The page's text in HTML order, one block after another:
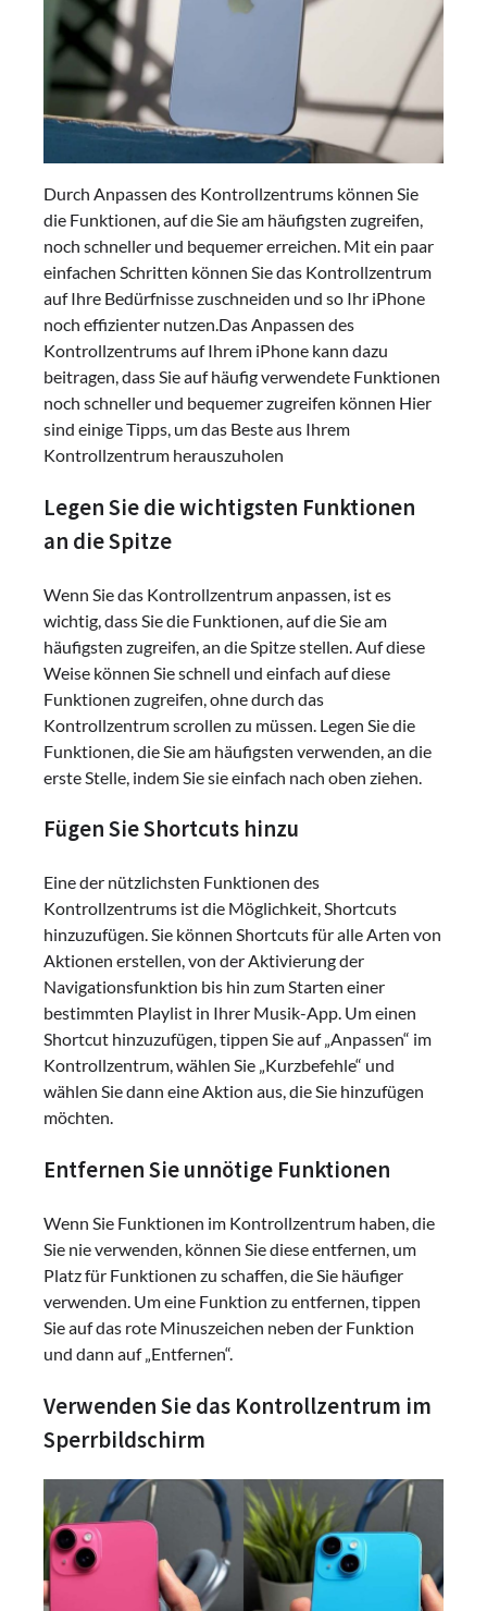
Durch Anpassen des Kontrollzentrums können Sie
die Funktionen, auf die Sie am häufigsten zugreifen,
noch schneller und bequemer erreichen. Mit ein paar
einfachen Schritten können Sie das Kontrollzentrum
auf Ihre Bedürfnisse zuschneiden und so Ihr iPhone
noch effizienter nutzen.Das Anpassen des
Kontrollzentrums auf Ihrem iPhone kann dazu
beitragen, dass Sie auf häufig verwendete Funktionen
noch schneller und bequemer zugreifen können Hier
sind einige Tipps, um das Beste aus Ihrem
Kontrollzentrum herauszuholen
Legen Sie die wichtigsten Funktionen
an die Spitze
Wenn Sie das Kontrollzentrum anpassen, ist es
wichtig, dass Sie die Funktionen, auf die Sie am
häufigsten zugreifen, an die Spitze stellen. Auf diese
Weise können Sie schnell und einfach auf diese
Funktionen zugreifen, ohne durch das
Kontrollzentrum scrollen zu müssen. Legen Sie die
Funktionen, die Sie am häufigsten verwenden, an die
erste Stelle, indem Sie sie einfach nach oben ziehen.
Fügen Sie Shortcuts hinzu
Eine der nützlichsten Funktionen des
Kontrollzentrums ist die Möglichkeit, Shortcuts
hinzuzufügen. Sie können Shortcuts für alle Arten von
Aktionen erstellen, von der Aktivierung der
Navigationsfunktion bis hin zum Starten einer
bestimmten Playlist in Ihrer Musik-App. Um einen
Shortcut hinzuzufügen, tippen Sie auf „Anpassen“ im
Kontrollzentrum, wählen Sie „Kurzbefehle“ und
wählen Sie dann eine Aktion aus, die Sie hinzufügen
möchten.
Entfernen Sie unnötige Funktionen
Wenn Sie Funktionen im Kontrollzentrum haben, die
Sie nie verwenden, können Sie diese entfernen, um
Platz für Funktionen zu schaffen, die Sie häufiger
verwenden. Um eine Funktion zu entfernen, tippen
Sie auf das rote Minuszeichen neben der Funktion
und dann auf „Entfernen“.
Verwenden Sie das Kontrollzentrum im
Sperrbildschirm